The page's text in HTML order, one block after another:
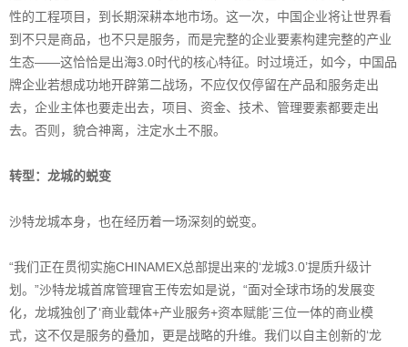
性的工程项目，到长期深耕本地市场。这一次，中国企业将让世界看
到不只是商品，也不只是服务，而是完整的企业要素构建完整的产业
生态——这恰恰是出海3.0时代的核心特征。时过境迁，如今，中国品
牌企业若想成功地开辟第二战场，不应仅仅停留在产品和服务走出
去，企业主体也要走出去，项目、资金、技术、管理要素都要走出
去。否则，貌合神离，注定水土不服。
转型：龙城的蜕变
沙特龙城本身，也在经历着一场深刻的蜕变。
“我们正在贯彻实施CHINAMEX总部提出来的‘龙城3.0’提质升级计
划。”沙特龙城首席管理官王传宏如是说，“面对全球市场的发展变
化，龙城独创了‘商业载体+产业服务+资本赋能’三位一体的商业模
式，这不仅是服务的叠加，更是战略的升维。我们以自主创新的‘龙